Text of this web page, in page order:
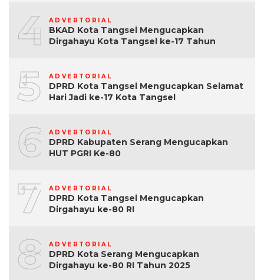
4 ADVERTORIAL
BKAD Kota Tangsel Mengucapkan
Dirgahayu Kota Tangsel ke-17 Tahun
5 ADVERTORIAL
DPRD Kota Tangsel Mengucapkan Selamat
Hari Jadi ke-17 Kota Tangsel
6 ADVERTORIAL
DPRD Kabupaten Serang Mengucapkan
HUT PGRI Ke-80
7 ADVERTORIAL
DPRD Kota Tangsel Mengucapkan
Dirgahayu ke-80 RI
8 ADVERTORIAL
DPRD Kota Serang Mengucapkan
Dirgahayu ke-80 RI Tahun 2025